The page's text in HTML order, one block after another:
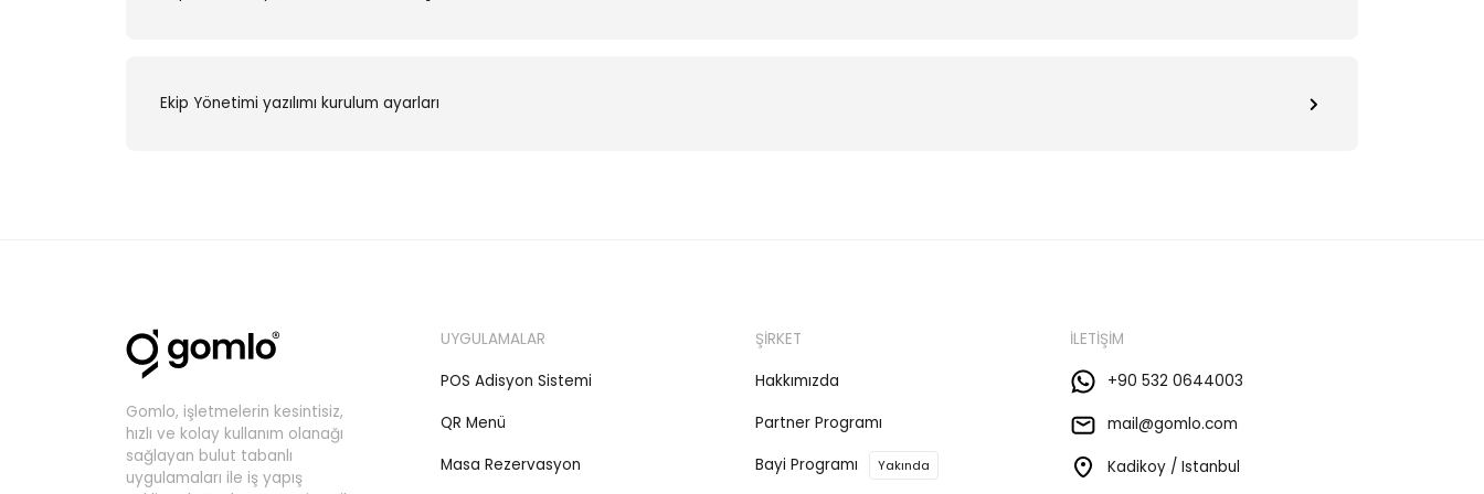
Ekip Yönetimi yazılımı kurulum ayarları
Gomlo, işletmelerin kesintisiz,
hızlı ve kolay kullanım olanağı
sağlayan bulut tabanlı
uygulamaları ile iş yapış
UYGULAMALAR
POS Adisyon Sistemi
QR Menü
Masa Rezervasyon
ŞİRKET
Hakkımızda
Partner Programı
Bayi Programı
Yakında
İLETİŞİM
+90 532 0644003
mail@gomlo.com
Kadikoy / Istanbul